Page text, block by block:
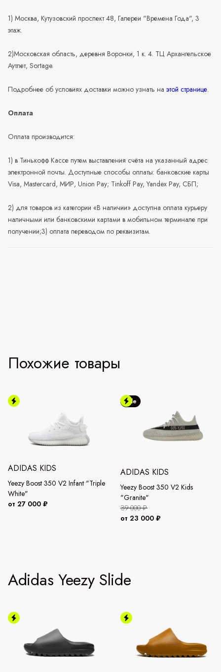
1) Москва, Кутузовский проспект 48, Галереи "Времена Года", 3
этаж.
2)Московская область, деревня Воронки, 1 к. 4. ТЦ Архангельское
Аутлет, Sortage.
Подробнее об условиях доставки можно узнать на этой странице.
Оплата
Оплата производится:
1) в Тинькофф Кассе путем выставления счёта на указанный адрес
электронной почты. Доступные способы оплаты: банковские карты
Visa, Mastercard, МИР, Union Pay; Tinkoff Pay, Yandex Pay, СБП;
2) для товаров из категории «В наличии» доступна оплата курьеру
наличными или банковскими картами в мобильном терминале при
получении;3) оплата переводом по реквизитам.
Похожие товары
ADIDAS KIDS
Yeezy Boost 350 V2 Infant "Triple
White"
от 27 000 ₽
Sale
ADIDAS KIDS
Yeezy Boost 350 V2 Kids
"Granite"
39 000 ₽
от 23 000 ₽
Adidas Yeezy Slide